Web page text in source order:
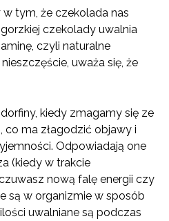
tym, że czekolada nas
czekolady uwalnia
czyli naturalne
uważa się, że
kiedy zmagamy się ze
co ma złagodzić objawy i
Odpowiadają one
(kiedy w trakcie
nową falę energii czy
są w organizmie w sposób
uwalniane są podczas